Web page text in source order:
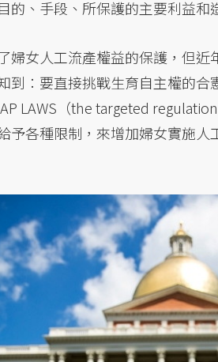
的、手段、所保護的主要利益和
婦女人工流產權益的保護，但
到：要直接挑戰生育自主權的
LAWS（the targeted
予各種限制，來增加婦女實施